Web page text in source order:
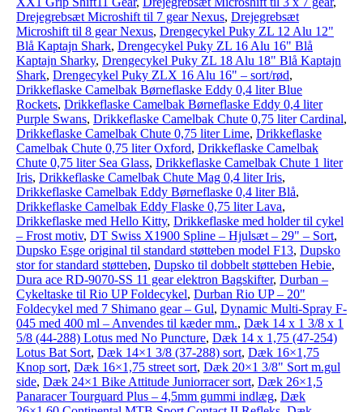
Drejegrebsæt Microshift til 7 gear Nexus, Drejegrebsæt
Microshift til 8 gear Nexus, Drengecykel Puky ZL 12 Alu 12"
Blå Kaptajn Shark, Drengecykel Puky ZL 16 Alu 16" Blå
Kaptajn Sharky, Drengecykel Puky ZL 18 Alu 18" Blå Kaptajn
Shark, Drengecykel Puky ZLX 16 Alu 16" – sort/rød,
Drikkeflaske Camelbak Børneflaske Eddy 0,4 liter Blue
Rockets, Drikkeflaske Camelbak Børneflaske Eddy 0,4 liter
Purple Swans, Drikkeflaske Camelbak Chute 0,75 liter Cardinal,
Drikkeflaske Camelbak Chute 0,75 liter Lime, Drikkeflaske
Camelbak Chute 0,75 liter Oxford, Drikkeflaske Camelbak
Chute 0,75 liter Sea Glass, Drikkeflaske Camelbak Chute 1 liter
Iris, Drikkeflaske Camelbak Chute Mag 0,4 liter Iris,
Drikkeflaske Camelbak Eddy Børneflaske 0,4 liter Blå,
Drikkeflaske Camelbak Eddy Flaske 0,75 liter Lava,
Drikkeflaske med Hello Kitty, Drikkeflaske med holder til cykel
– Frost motiv, DT Swiss X1900 Spline – Hjulsæt – 29" – Sort,
Dupsko Esge original til standard støtteben model F13, Dupsko
stor for standard støtteben, Dupsko til dobbelt støtteben Hebie,
Dura ace RD-9070-SS 11 gear elektron Bagskifter, Durban –
Cykeltaske til Rio UP Foldecykel, Durban Rio UP – 20"
Foldecykel med 7 Shimano gear – Gul, Dynamic Multi-Spray F-
045 med 400 ml – Anvendes til kæder mm., Dæk 14 x 1 3/8 x 1
5/8 (44-288) Lotus med No Puncture, Dæk 14 x 1,75 (47-254)
Lotus Bat Sort, Dæk 14×1 3/8 (37-288) sort, Dæk 16×1,75
Knop sort, Dæk 16×1,75 street sort, Dæk 20×1 3/8" Sort m.gul
side, Dæk 24×1 Bike Attitude Juniorracer sort, Dæk 26×1,5
Panaracer Tourguard Plus – 4,5mm gummi indlæg, Dæk